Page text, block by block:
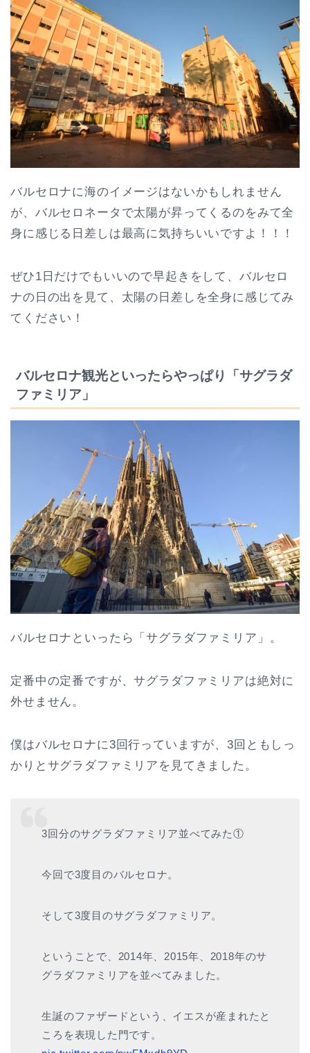
バルセロナに海のイメージはないかもしれません
が、バルセロネータで太陽が昇ってくるのをみて全
身に感じる日差しは最高に気持ちいいですよ！！！
ぜひ1日だけでもいいので早起きをして、バルセロ
ナの日の出を見て、太陽の日差しを全身に感じてみ
てください！
バルセロナ観光といったらやっぱり「サグラダ
ファミリア」
バルセロナといったら「サグラダファミリア」。
定番中の定番ですが、サグラダファミリアは絶対に
外せません。
僕はバルセロナに3回行っていますが、3回ともしっ
かりとサグラダファミリアを見てきました。
3回分のサグラダファミリア並べてみた①
今回で3度目のバルセロナ。
そして3度目のサグラダファミリア。
ということで、2014年、2015年、2018年のサ
グラダファミリアを並べてみました。
生誕のファザードという、イエスが産まれたと
ころを表現した門です。